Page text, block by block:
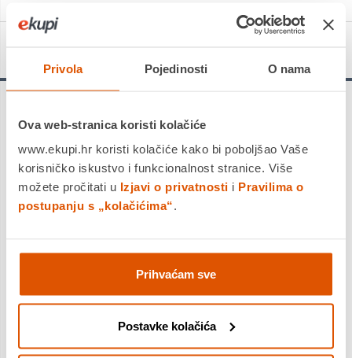
Privola Pojedinosti O nama
Ova web-stranica koristi kolačiće
www.ekupi.hr koristi kolačiće kako bi poboljšao Vaše
korisničko iskustvo i funkcionalnost stranice. Više
možete pročitati u Izjavi o privatnosti i Pravilima o
postupanju s „kolačićima“.
Prihvaćam sve
Postavke kolačića
City Kolekcija
Bilježnica
kako bi zadovoljile sve vaše potrebe za pisanjem
i bilježenjem.
Karakteristike: